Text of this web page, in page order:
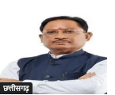
छत्तीसगढ़